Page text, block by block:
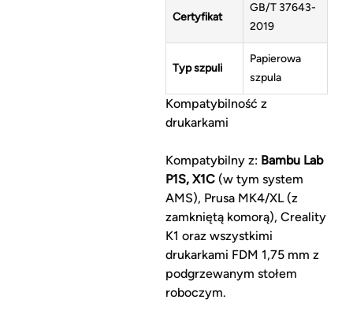
Certyfikat
GB/T 37643-
2019
Typ szpuli
Papierowa
szpula
Kompatybilność z
drukarkami
Kompatybilny z: Bambu Lab
P1S, X1C(w tym system
AMS), Prusa MK4/XL (z
zamkniętą komorą), Creality
K1 oraz wszystkimi
drukarkami FDM 1,75 mm z
podgrzewanym stołem
roboczym.